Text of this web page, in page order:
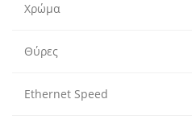
Χρώμα
Θύρες
Ethernet Speed